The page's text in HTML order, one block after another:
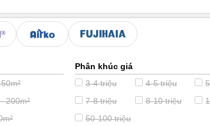
200m²
Phân khúc giá
3-4 triệu
4-5 triệu
7-8 triệu
8-10 triệu
50-100 triệu